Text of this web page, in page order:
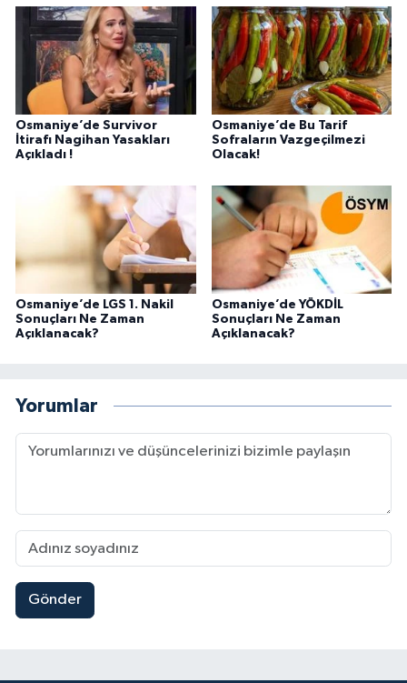
Osmaniye’de Survivor
İtirafı Nagihan Yasakları
Açıkladı !
Osmaniye’de Bu Tarif
Sofraların Vazgeçilmezi
Olacak!
Osmaniye’de LGS 1. Nakil
Sonuçları Ne Zaman
Açıklanacak?
Osmaniye’de YÖKDİL
Sonuçları Ne Zaman
Açıklanacak?
Yorumlar
Gönder